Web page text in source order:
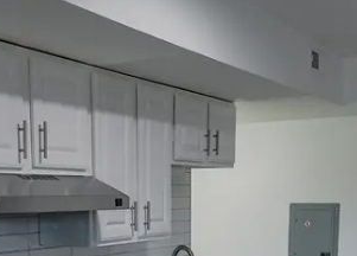
uma nova
estudantil
a VCARB estimula a inovação, a